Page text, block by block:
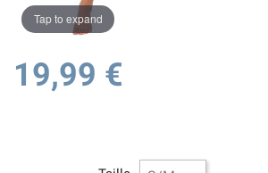
Tap to expand
19,99 €